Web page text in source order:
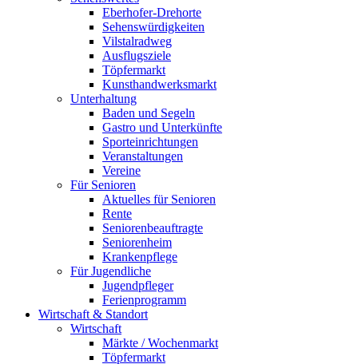
Eberhofer-Drehorte
Sehenswürdigkeiten
Vilstalradweg
Ausflugsziele
Töpfermarkt
Kunsthandwerksmarkt
Unterhaltung
Baden und Segeln
Gastro und Unterkünfte
Sporteinrichtungen
Veranstaltungen
Vereine
Für Senioren
Aktuelles für Senioren
Rente
Seniorenbeauftragte
Seniorenheim
Krankenpflege
Für Jugendliche
Jugendpfleger
Ferienprogramm
Wirtschaft & Standort
Wirtschaft
Märkte / Wochenmarkt
Töpfermarkt